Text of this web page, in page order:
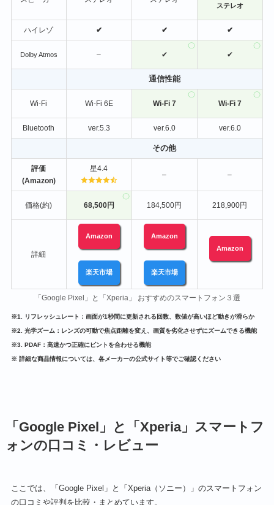
ステレオ
ハイレゾ ✔ ✔ ✔
Dolby Atmos – ✔ ✔
通信性能
Wi-Fi Wi-Fi 6E Wi-Fi 7 Wi-Fi 7
Bluetooth ver.5.3 ver.6.0 ver.6.0
その他
評価
(Amazon)
星4.4
– –
価格(約) 68,500円 184,500円 218,900円
詳細
Amazon
楽天市場
Amazon
楽天市場
Amazon
「Google Pixel」と「Xperia」 おすすめのスマートフォン３選
※1. リフレッシュレート：画面が1秒間に更新される回数、数値が高いほど動きが滑らか
※2. 光学ズーム：レンズの可動で焦点距離を変え、画質を劣化させずにズームできる機能
※3. PDAF：高速かつ正確にピントを合わせる機能
※ 詳細な商品情報については、各メーカーの公式サイト等でご確認ください
「Google Pixel」と「Xperia」スマートフ
ォンの口コミ・レビュー
ここでは、「Google Pixel」と「Xperia（ソニー）」のスマートフォン
の口コミや評判を比較・まとめています。